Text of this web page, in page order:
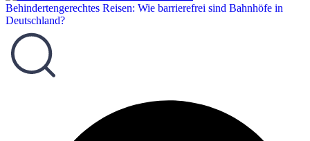
Behindertengerechtes Reisen: Wie barrierefrei sind Bahnhöfe in
Deutschland?